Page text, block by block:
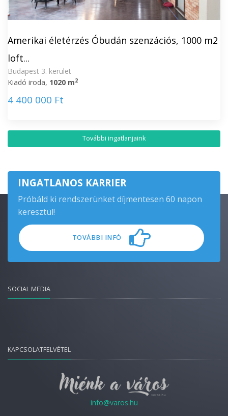
Amerikai életérzés Óbudán szenzációs, 1000 m2
loft...
Budapest 3. kerület
Kiadó iroda, 1020 m2
4 400 000 Ft
További ingatlanjaink
INGATLANOS KARRIER
Próbáld ki rendszerünket díjmentesen 60 napon
keresztül!
TOVÁBBI INFÓ
SOCIAL MEDIA
KAPCSOLATFELVÉTEL
info@varos.hu